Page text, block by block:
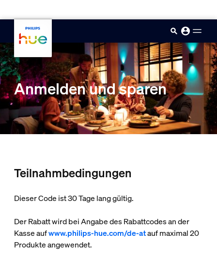
Anmelden und sparen
Teilnahmbedingungen
Dieser Code ist 30 Tage lang gültig.
Der Rabatt wird bei Angabe des Rabattcodes an der
Kasse aufwww.philips-hue.com/de-atauf maximal 20
Produkte angewendet.